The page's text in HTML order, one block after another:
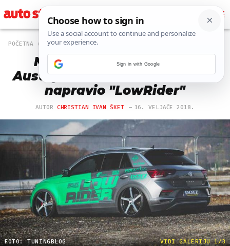
POČETNA OFF
Nesvakidašnja prerada:
Austrijski tuner od VW T-Roca
napravio "LowRider"
AUTOR CHRISTIAN IVAN ŠKET 16. VELJAČE 2018.
FOTO: TUNINGBLOG VIDI GALERIJU 1/3
Sign in with Google